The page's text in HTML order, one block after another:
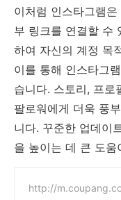
이처럼 인스타그램
부 링크를 연결할 수
하여 자신의 계정 목
이를 통해 인스타그
습니다. 스토리, 프로
팔로워에게 더욱 풍
니다. 꾸준한 업데이
을 높이는 데 큰 도움
http://